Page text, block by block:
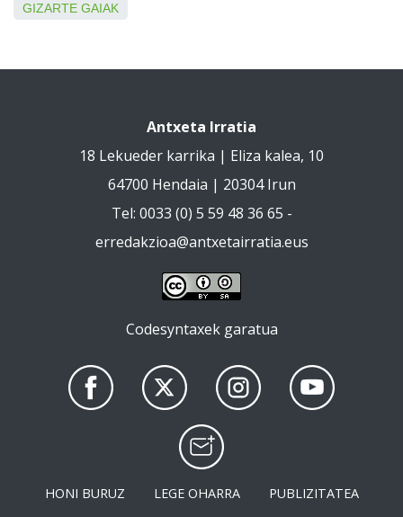
GIZARTE GAIAK
Antxeta Irratia
18 Lekueder karrika | Eliza kalea, 10
64700 Hendaia | 20304 Irun
Tel: 0033 (0) 5 59 48 36 65 -
erredakzioa@antxetairratia.eus
Codesyntaxek garatua
HONI BURUZ LEGE OHARRA
PUBLIZITATEA